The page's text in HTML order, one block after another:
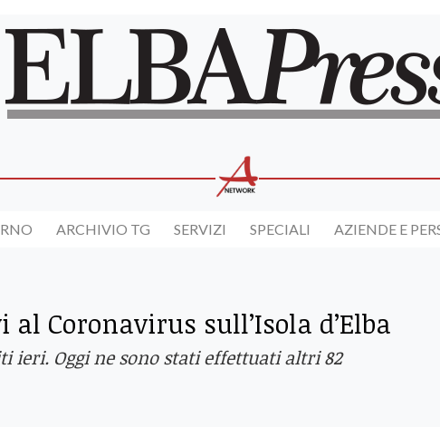
ARCHIVIO TG SERVIZI SPECIALI AZIENDE E
al Coronavirus sull’Isola d’Elba
ieri. Oggi ne sono stati effettuati altri 82